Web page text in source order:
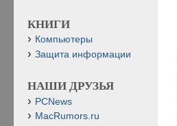
КНИГИ
Компьютеры
Защита информации
НАШИ ДРУЗЬЯ
PCNews
MacRumors.ru